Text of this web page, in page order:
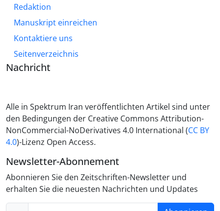
Redaktion
Manuskript einreichen
Kontaktiere uns
Seitenverzeichnis
Nachricht
Alle in Spektrum Iran veröffentlichten Artikel sind unter
den Bedingungen der Creative Commons Attribution-
NonCommercial-NoDerivatives 4.0 International (CC BY
4.0)-Lizenz Open Access.
Newsletter-Abonnement
Abonnieren Sie den Zeitschriften-Newsletter und
erhalten Sie die neuesten Nachrichten und Updates